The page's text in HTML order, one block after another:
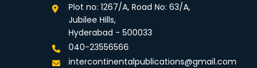
Plot no: 1267/A, Road No: 63/A,
Jubilee Hills,
Hyderabad - 500033
040-23556566
intercontinentalpublications@gmail.com